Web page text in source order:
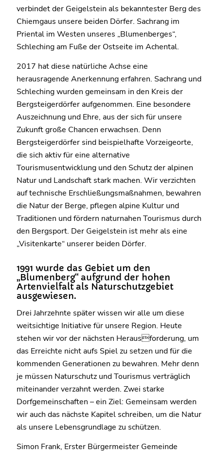
verbindet der Geigelstein als bekanntester Berg des
Chiemgaus unsere beiden Dörfer. Sachrang im
Priental im Westen unseres „Blumenberges“,
Schleching am Fuße der Ostseite im Achental.
2017 hat diese natürliche Achse eine
herausragende Anerkennung erfahren. Sachrang und
Schleching wurden gemeinsam in den Kreis der
Bergsteigerdörfer aufgenommen. Eine besondere
Auszeichnung und Ehre, aus der sich für unsere
Zukunft große Chancen erwachsen. Denn
Bergsteigerdörfer sind beispielhafte Vorzeigeorte,
die sich aktiv für eine alternative
Tourismusentwicklung und den Schutz der alpinen
Natur und Landschaft stark machen. Wir verzichten
auf technische Erschließungsmaßnahmen, bewahren
die Natur der Berge, pflegen alpine Kultur und
Traditionen und fördern naturnahen Tourismus durch
den Bergsport. Der Geigelstein ist mehr als eine
„Visitenkarte“ unserer beiden Dörfer.
1991 wurde das Gebiet um den
„Blumenberg“ aufgrund der hohen
Artenvielfalt als Naturschutzgebiet
ausgewiesen.
Drei Jahrzehnte später wissen wir alle um diese
weitsichtige Initiative für unsere Region. Heute
stehen wir vor der nächsten Herausforderung, um
das Erreichte nicht aufs Spiel zu setzen und für die
kommenden Generationen zu bewahren. Mehr denn
je müssen Naturschutz und Tourismus verträglich
miteinander verzahnt werden. Zwei starke
Dorfgemeinschaften – ein Ziel: Gemeinsam werden
wir auch das nächste Kapitel schreiben, um die Natur
als unsere Lebensgrundlage zu schützen.
Simon Frank, Erster Bürgermeister Gemeinde